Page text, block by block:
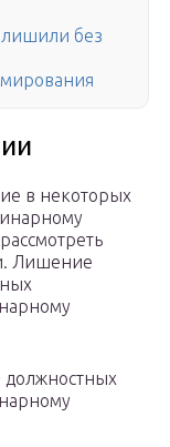
лишили без
в некоторых
Лишение